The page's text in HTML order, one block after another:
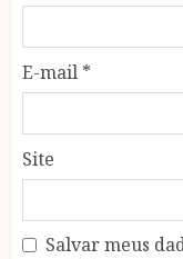
E-mail *
Site
Salvar meus